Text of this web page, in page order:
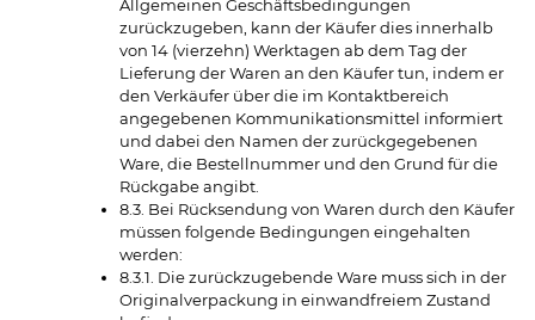
Allgemeinen Geschäftsbedingungen
zurückzugeben, kann der Käufer dies innerhalb
von 14 (vierzehn) Werktagen ab dem Tag der
Lieferung der Waren an den Käufer tun, indem er
den Verkäufer über die im Kontaktbereich
angegebenen Kommunikationsmittel informiert
und dabei den Namen der zurückgegebenen
Ware, die Bestellnummer und den Grund für die
Rückgabe angibt.
8.3. Bei Rücksendung von Waren durch den Käufer
müssen folgende Bedingungen eingehalten
werden:
8.3.1. Die zurückzugebende Ware muss sich in der
Originalverpackung in einwandfreiem Zustand